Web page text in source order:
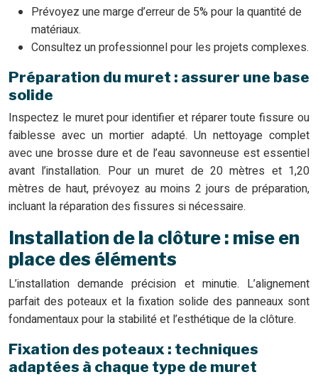
Prévoyez une marge d’erreur de 5% pour la quantité de
matériaux.
Consultez un professionnel pour les projets complexes.
Préparation du muret : assurer une base
solide
Inspectez le muret pour identifier et réparer toute fissure ou
faiblesse avec un mortier adapté. Un nettoyage complet
avec une brosse dure et de l’eau savonneuse est essentiel
avant l’installation. Pour un muret de 20 mètres et 1,20
mètres de haut, prévoyez au moins 2 jours de préparation,
incluant la réparation des fissures si nécessaire.
Installation de la clôture : mise en
place des éléments
L’installation demande précision et minutie. L’alignement
parfait des poteaux et la fixation solide des panneaux sont
fondamentaux pour la stabilité et l’esthétique de la clôture.
Fixation des poteaux : techniques
adaptées à chaque type de muret